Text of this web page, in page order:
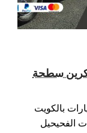
/ ونش كرين سطحة
بالكويت
الفحيحيل